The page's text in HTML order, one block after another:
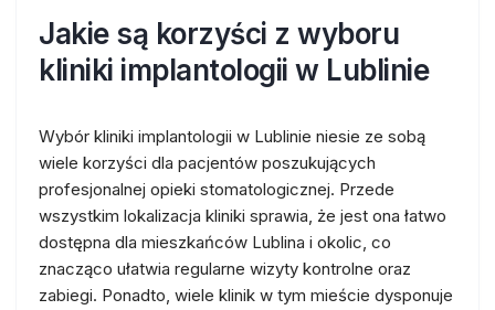
Jakie są korzyści z wyboru
kliniki implantologii w Lublinie
Wybór kliniki implantologii w Lublinie niesie ze sobą
wiele korzyści dla pacjentów poszukujących
profesjonalnej opieki stomatologicznej. Przede
wszystkim lokalizacja kliniki sprawia, że jest ona łatwo
dostępna dla mieszkańców Lublina i okolic, co
znacząco ułatwia regularne wizyty kontrolne oraz
zabiegi. Ponadto, wiele klinik w tym mieście dysponuje